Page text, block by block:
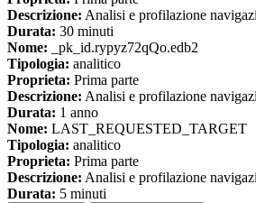
Descrizione: Analisi e profilazione
Durata: 30 minuti
Nome: _pk_id.rypyz72qQo.edb2
Tipologia: analitico
Proprieta: Prima parte
Descrizione: Analisi e profilazione
Durata: 1 anno
Nome: LAST_REQUESTED_TARGET
Tipologia: analitico
Proprieta: Prima parte
Descrizione: Analisi e profilazione
Durata: 5 minuti